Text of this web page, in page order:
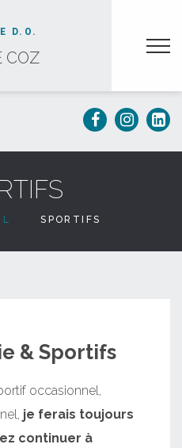
D.O.
COZ
SPORTIFS
& Sportifs
occasionnel,
je ferais toujours
continuer à